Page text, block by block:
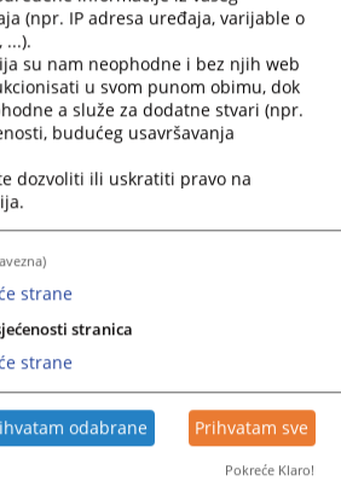
referatima od 01.06. do 30.06.2026.
(npr. IP adresa uređaja, varijable o
su nam neophodne i bez njih web
u svom punom obimu, dok
a služe za dodatne stvari (npr.
budućeg usavršavanja
dozvoliti ili uskratiti pravo na
strane
stranica
strane
odabrane Prihvatam sve
Pokreće Klaro!